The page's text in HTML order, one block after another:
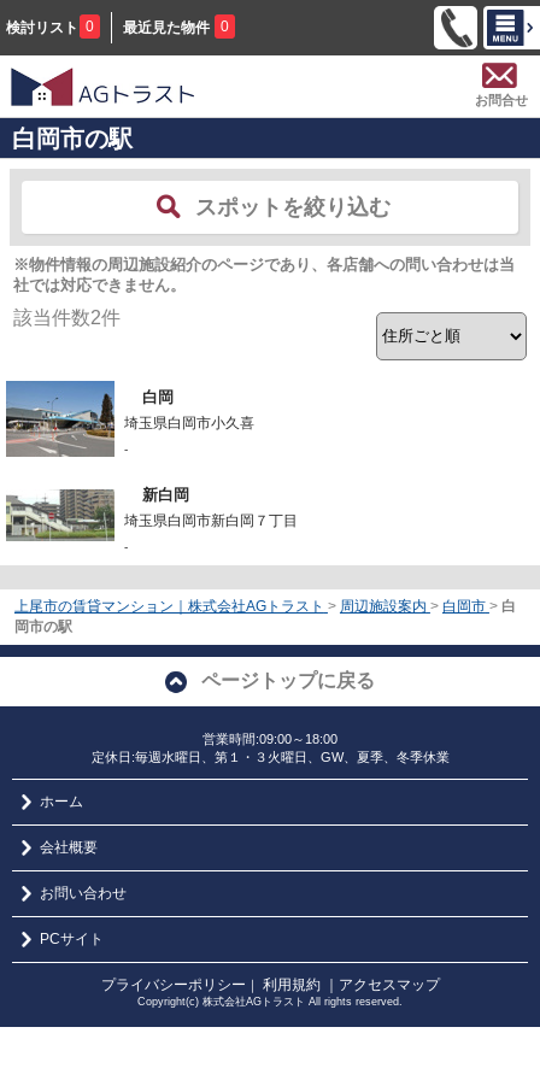
検討リスト 0 最近見た物件 0
お問合せ
白岡市の駅
スポットを絞り込む
※物件情報の周辺施設紹介のページであり、各店舗への問い合わせは当
社では対応できません。
該当件数2件
白岡
埼玉県白岡市小久喜
-
新白岡
埼玉県白岡市新白岡７丁目
-
上尾市の賃貸マンション｜株式会社AGトラスト > 周辺施設案内 > 白岡市 > 白
岡市の駅
ページトップに戻る
営業時間:09:00～18:00
定休日:毎週水曜日、第１・３火曜日、GW、夏季、冬季休業
ホーム
会社概要
お問い合わせ
PCサイト
プライバシーポリシー ｜ 利用規約 ｜アクセスマップ
Copyright(c) 株式会社AGトラスト All rights reserved.